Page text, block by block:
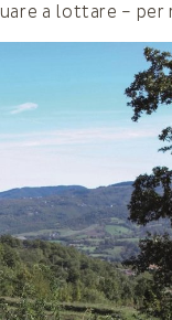
a lottare – per